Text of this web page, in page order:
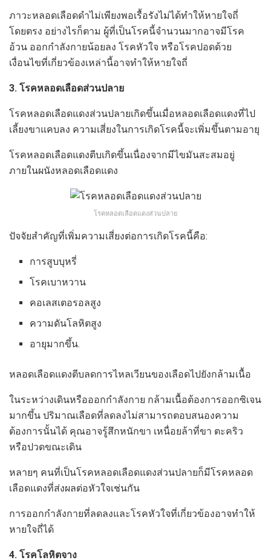
ภาวะหลอดเลือดดำไม่เพียงพอเรื้อรังไม่ได้ทำให้หายใจถี่
โดยตรง อย่างไรก็ตาม ผู้ที่เป็นโรคนี้จำนวนมากอาจมีโรค
อ้วน ออกกำลังกายน้อยลง โรคหัวใจ หรือโรคปอดด้วย
เงื่อนไขที่เกี่ยวข้องเหล่านี้อาจทำให้หายใจถี่
3. โรคหลอดเลือดส่วนปลาย
โรคหลอดเลือดแดงส่วนปลายเกิดขึ้นเมื่อหลอดเลือดแดงที่ไป
เลี้ยงขาแคบลง ความเสี่ยงในการเกิดโรคนี้จะเพิ่มขึ้นตามอายุ
โรคหลอดเลือดแดงตีบเกิดขึ้นเนื่องจากมีไขมันสะสมอยู่
ภายในผนังหลอดเลือดแดง
โรคหลอดเลือดแดงส่วนปลาย
ปัจจัยสำคัญที่เพิ่มความเสี่ยงต่อการเกิดโรคนี้คือ:
การสูบบุหรี่
โรคเบาหวาน
คอเลสเตอรอลสูง
ความดันโลหิตสูง
อายุมากขึ้น.
หลอดเลือดแดงตีบลดการไหลเวียนของเลือดไปยังกล้ามเนื้อ
ในระหว่างเดินหรือออกกำลังกาย กล้ามเนื้อต้องการออกซิเจน
มากขึ้น ปริมาณเลือดที่ลดลงไม่สามารถตอบสนองความ
ต้องการนั้นได้ คุณอาจรู้สึกหนักขา เหนื่อยล้าที่ขา ตะคริว
หรือปวดขณะเดิน
หลายๆ คนที่เป็นโรคหลอดเลือดแดงส่วนปลายก็มีโรคหลอด
เลือดแดงที่ส่งผลต่อหัวใจเช่นกัน
การออกกำลังกายที่ลดลงและโรคหัวใจที่เกี่ยวข้องอาจทำให้
หายใจถี่ได้
4. โรคโลหิตจาง